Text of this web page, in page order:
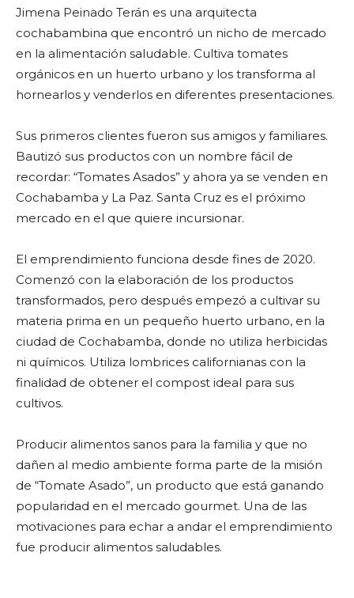
Jimena Peinado Terán es una arquitecta
cochabambina que encontró un nicho de mercado
en la alimentación saludable. Cultiva tomates
orgánicos en un huerto urbano y los transforma al
hornearlos y venderlos en diferentes presentaciones.
Sus primeros clientes fueron sus amigos y familiares.
Bautizó sus productos con un nombre fácil de
recordar: “Tomates Asados” y ahora ya se venden en
Cochabamba y La Paz. Santa Cruz es el próximo
mercado en el que quiere incursionar.
El emprendimiento funciona desde fines de 2020.
Comenzó con la elaboración de los productos
transformados, pero después empezó a cultivar su
materia prima en un pequeño huerto urbano, en la
ciudad de Cochabamba, donde no utiliza herbicidas
ni químicos. Utiliza lombrices californianas con la
finalidad de obtener el compost ideal para sus
cultivos.
Producir alimentos sanos para la familia y que no
dañen al medio ambiente forma parte de la misión
de “Tomate Asado”, un producto que está ganando
popularidad en el mercado gourmet. Una de las
motivaciones para echar a andar el emprendimiento
fue producir alimentos saludables.